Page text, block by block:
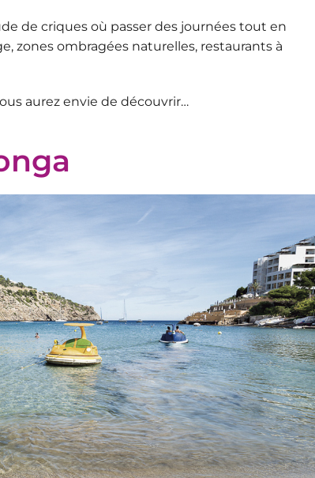
de criques où passer des journées tout en
zones ombragées naturelles, restaurants à
aurez envie de découvrir…